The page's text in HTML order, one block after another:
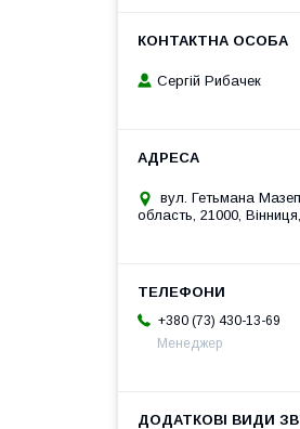
Сергій Рибачек
вул. Гетьмана
область, 21000,
+380 (73) 430-13-69
Менеджер